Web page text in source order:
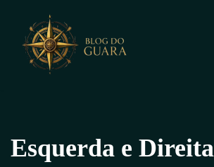
Pular
para
Esquerda e Direita